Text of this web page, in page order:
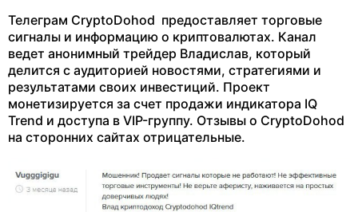
Телеграм CryptoDohod предоставляет торговые
сигналы и информацию о криптовалютах. Канал
ведет анонимный трейдер Владислав, который
делится с аудиторией новостями, стратегиями и
результатами своих инвестиций. Проект
монетизируется за счет продажи индикатора IQ
Trend и доступа в VIP-группу. Отзывы о CryptoDohod
на сторонних сайтах отрицательные.